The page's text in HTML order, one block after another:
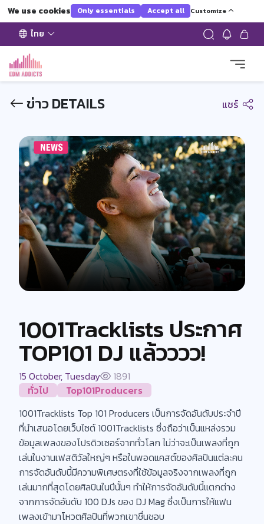
We use cookies Only essentials Accept all Customize
ไทย
ข่าว DETAILS แชร์
1001Tracklists ประกาศ
TOP101 DJ แล้วววว!
15 October, Tuesday
1891
ทั่วไป
Top101Producers
1001Tracklists Top 101 Producers เป็นการจัดอันดับประจำปี
ที่นำเสนอโดยเว็บไซต์ 1001Tracklists ซึ่งถือว่าเป็นแหล่งรวม
ข้อมูลเพลงของโปรดิวเซอร์จากทั่วโลก ไม่ว่าจะเป็นเพลงที่ถูก
เล่นในงานเฟสติวัลใหญ่ๆ หรือในพอดแคสต์ของศิลปินแต่ละคน
การจัดอันดับนี้มีความพิเศษตรงที่ใช้ข้อมูลจริงจากเพลงที่ถูก
เล่นมากที่สุดโดยศิลปินในปีนั้นๆ ทำให้การจัดอันดับนี้แตกต่าง
จากการจัดอันดับ 100 DJs ของ DJ Mag ซึ่งเป็นการให้แฟน
เพลงเข้ามาโหวตศิลปินที่พวกเขาชื่นชอบ